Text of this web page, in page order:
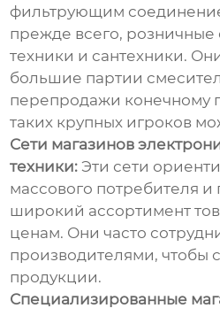
фильтрующим
прежде всего, розничные
техники и сантехники.
большие партии
перепродажи конечному
таких крупных игроков
Сети магазинов
техники: Эти сети
массового потребителя и
широкий ассортимент
ценам. Они часто
производителями, чтобы
продукции.
Специализированные